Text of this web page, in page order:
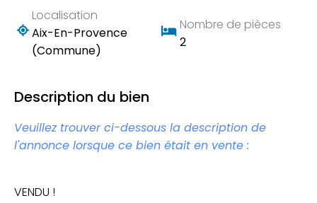
Localisation
Aix-En-Provence
(Commune)
Nombre de pièces
2
Description du bien
Veuillez trouver ci-dessous la description de
l'annonce lorsque ce bien était en vente :
VENDU !